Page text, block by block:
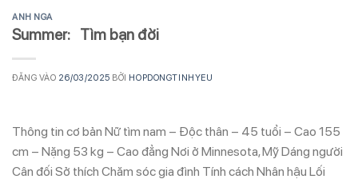
ANH NGA
Summer: Tìm bạn đời
ĐĂNG VÀO 26/03/2025 BỞI HOPDONGTINHYEU
Thông tin cơ bản Nữ tìm nam – Độc thân – 45 tuổi – Cao 155
cm – Nặng 53 kg – Cao đẳng Nơi ở Minnesota, Mỹ Dáng người
Cân đối Sở thích Chăm sóc gia đình Tính cách Nhân hậu Lối